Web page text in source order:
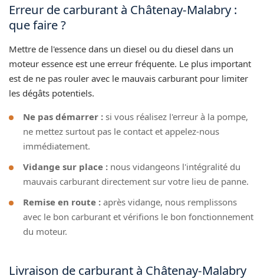
Erreur de carburant à Châtenay-Malabry :
que faire ?
Mettre de l'essence dans un diesel ou du diesel dans un
moteur essence est une erreur fréquente. Le plus important
est de ne pas rouler avec le mauvais carburant pour limiter
les dégâts potentiels.
Ne pas démarrer : si vous réalisez l'erreur à la pompe,
ne mettez surtout pas le contact et appelez-nous
immédiatement.
Vidange sur place : nous vidangeons l'intégralité du
mauvais carburant directement sur votre lieu de panne.
Remise en route : après vidange, nous remplissons
avec le bon carburant et vérifions le bon fonctionnement
du moteur.
Livraison de carburant à Châtenay-Malabry